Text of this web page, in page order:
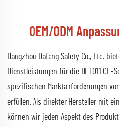
OEM/ODM
Hangzhou Dafang Safety Co., Ltd.
Dienstleistungen für die DFT011
spezifischen Marktanforderungen
erfüllen. Als direkter Hersteller mit
können wir jeden Aspekt des